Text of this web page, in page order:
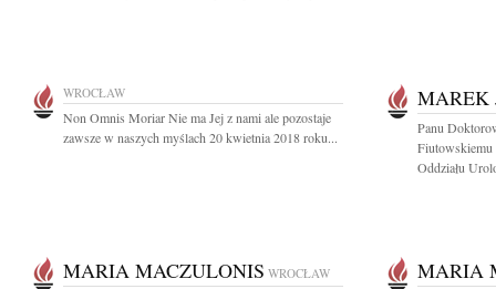
WROCŁAW
Non Omnis Moriar Nie ma Jej z nami ale pozostaje
zawsze w naszych myślach 20 kwietnia 2018 roku...
MAREK
Panu
Fiutowskiemu
Oddziału
MARIA MACZULONIS WROCŁAW MARIA